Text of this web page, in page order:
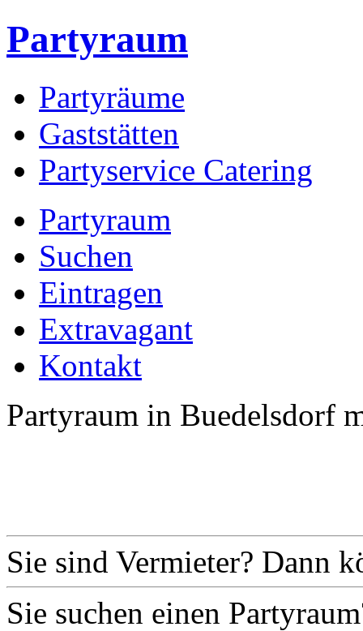
Partyraum
Partyräume
Gaststätten
Partyservice Catering
Partyraum
Suchen
Eintragen
Extravagant
Kontakt
Partyraum in Buedelsdorf
Sie sind Vermieter? Dann
Sie suchen einen